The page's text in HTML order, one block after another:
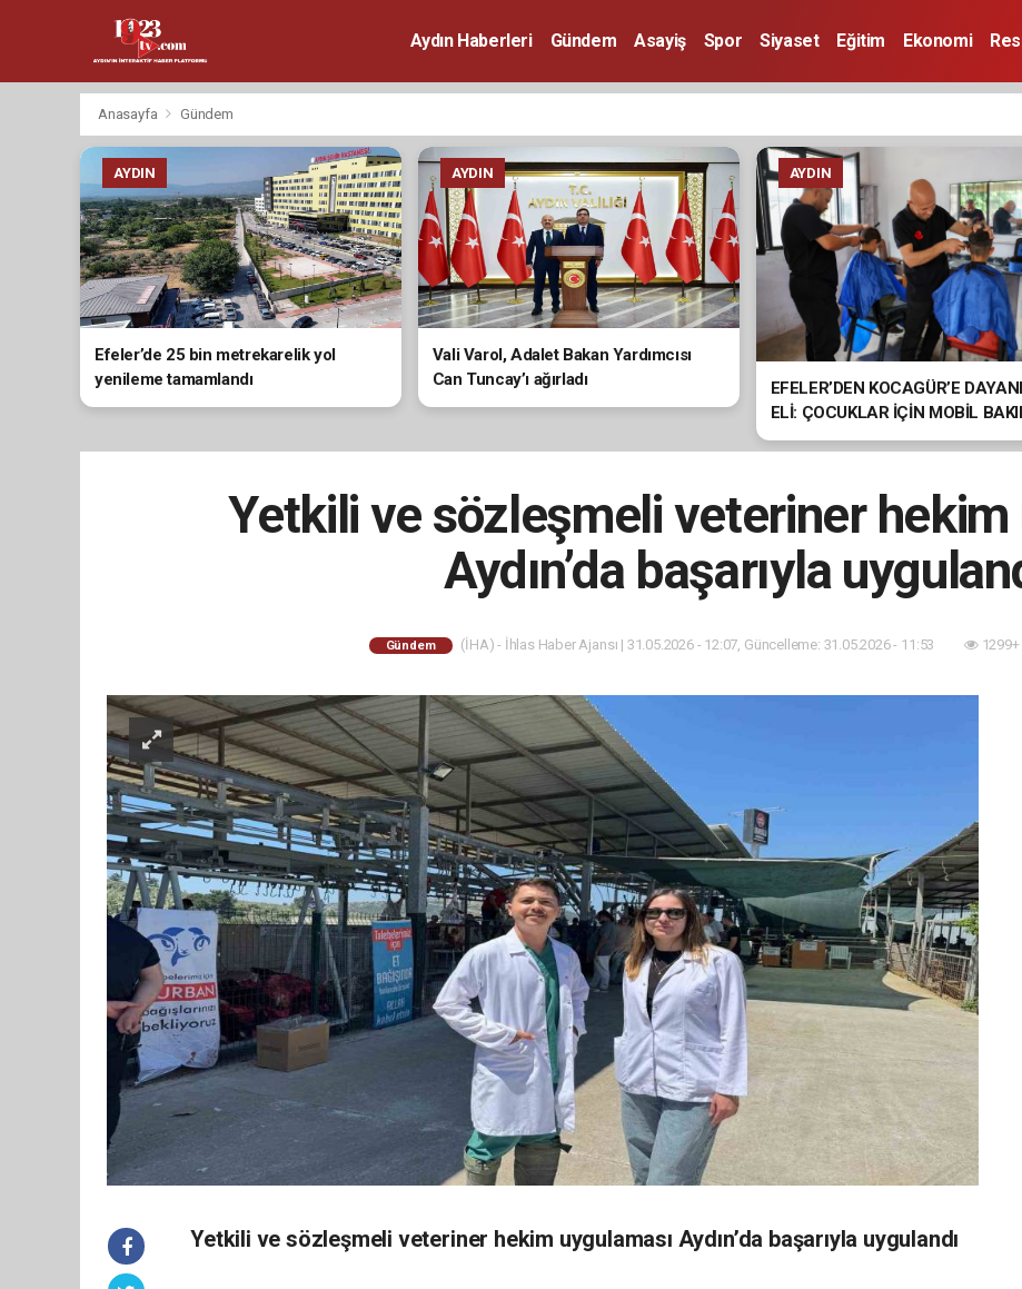
Aydın Haberleri Gündem Asayiş Spor Siyaset Eğitim Ekonomi
Anasayfa Gündem
AYDIN
Efeler’de 25 bin metrekarelik yol
yenileme tamamlandı
AYDIN
Vali Varol, Adalet Bakan Yardımcısı
Can Tuncay’ı ağırladı
AYDIN
EFELER’DEN KOCAGÜR’E
ELİ: ÇOCUKLAR İÇİN MOBİL
HİZMETİ
Yetkili ve sözleşmeli veteriner hekim
Aydın’da başarıyla
Gündem (İHA) - İhlas Haber Ajansı | 31.05.2026 - 12:07, Güncelleme: 31.05.2026 - 11:53 1299+
Yetkili ve sözleşmeli veteriner hekim uygulaması Aydın’da başarıyla uygulandı